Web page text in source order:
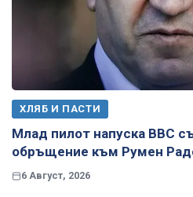
ХЛЯБ И ПАСТИ
Млад пилот напуска ВВС
обръщение към Румен
6 Август, 2026